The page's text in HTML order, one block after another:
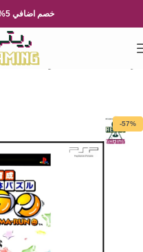
خصم اضافي 5% باستخدام الكود: RG5
-57%